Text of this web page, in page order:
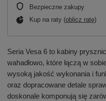
Bezpieczne zakupy
Kup na raty (oblicz ratę)
Seria Vesa 6 to kabiny
wahadłowo, które łączą w
wysoką jakość wykonania i
oraz dopracowane detale
doskonale komponują się